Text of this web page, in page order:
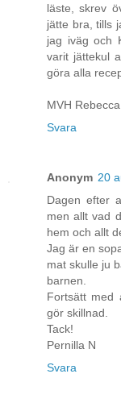
läste, skrev
jätte bra, tills
jag iväg och
varit jättekul
göra alla
MVH
Svara
Anonym 20
Dagen efter
men allt vad
hem och allt
Jag är en
mat skulle ju
barnen.
Fortsätt med
gör skillnad.
Tack!
Pernilla N
Svara